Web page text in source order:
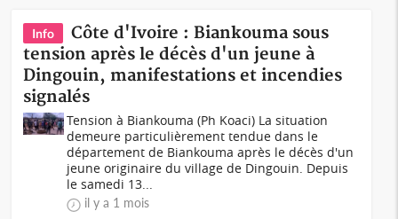
Info
Côte d'Ivoire : Biankouma sous
tension après le décès d'un jeune à
Dingouin, manifestations et incendies
signalés
Tension à Biankouma (Ph Koaci) La situation
demeure particulièrement tendue dans le
département de Biankouma après le décès d'un
jeune originaire du village de Dingouin. Depuis
le samedi 13...
il y a 1 mois